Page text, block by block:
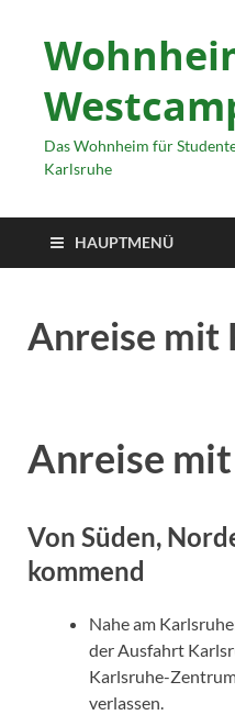
Das Wohnheim für
Karlsruhe
HAUPTMENÜ
Anreise mit
Anreise
Von Süden,
kommend
Nahe am
der Ausfahrt
Karlsruhe-
verlassen.